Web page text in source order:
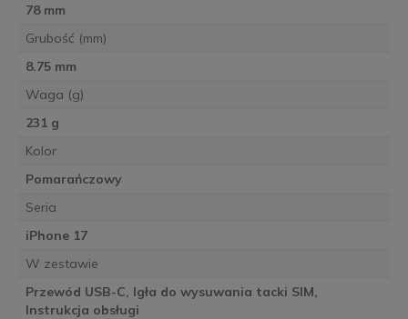
78 mm
Grubość (mm)
8.75 mm
Waga (g)
231 g
Kolor
Pomarańczowy
Seria
iPhone 17
W zestawie
Przewód USB-C, Igła do wysuwania tacki SIM,
Instrukcja obsługi